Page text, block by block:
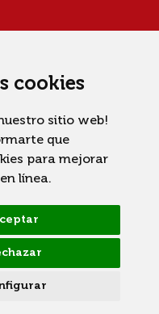
cookies
sitio web!
que
para mejorar
línea.